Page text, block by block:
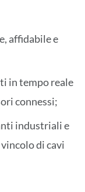
affidabile e
in tempo reale
connessi;
industriali e
di cavi